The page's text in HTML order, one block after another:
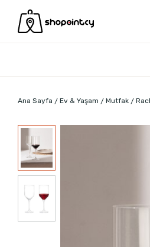
Ana Sayfa Ev & Yaşam Mutfak